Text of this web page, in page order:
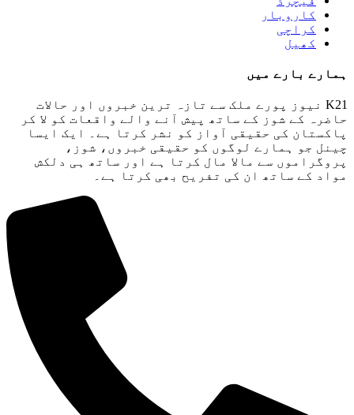
کاروبار
کراچی
کھیل
ہمارے بارے میں
K21 نیوز پورے ملک سے تازہ ترین خبروں اور حالات
حاضرہ کے شوز کے ساتھ پیش آنے والے واقعات کو لا کر
پاکستان کی حقیقی آواز کو نشر کرتا ہے۔ ایک ایسا
چینل جو ہمارے لوگوں کو حقیقی خبروں، شوز،
پروگراموں سے مالا مال کرتا ہے اور ساتھ ہی دلکش
مواد کے ساتھ ان کی تفریح ​​بھی کرتا ہے۔